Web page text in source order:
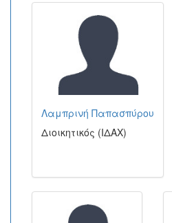
Λαμπρινή Παπασπύρου
Διοικητικός (ΙΔΑΧ)